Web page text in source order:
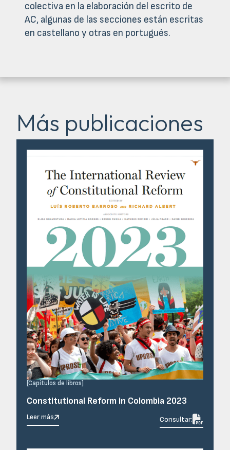
colectiva en la elaboración del escrito de
AC, algunas de las secciones están escritas
en castellano y otras en portugués.
Más publicaciones
[Capítulos de libros]
Constitutional Reform in Colombia 2023
Leer más Consultar: 